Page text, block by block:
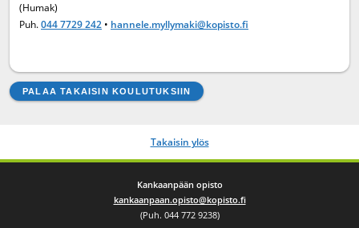
(Humak)
Puh.044 7729 242 • hannele.myllymaki@kopisto.fi
PALAA TAKAISIN KOULUTUKSIIN
Takaisin ylös
Kankaanpään opisto
kankaanpaan.opisto@kopisto.fi
(Puh. 044 772 9238)